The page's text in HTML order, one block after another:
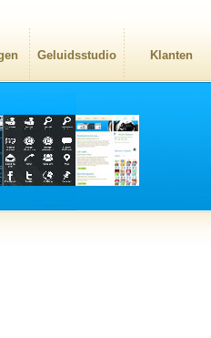
Geluidsstudio Klanten